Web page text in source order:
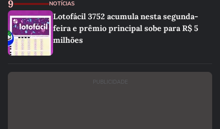
9 NOTÍCIAS
Lotofácil 3752 acumula nesta segunda-
feira e prêmio principal sobe para R$ 5
milhões
PUBLICIDADE